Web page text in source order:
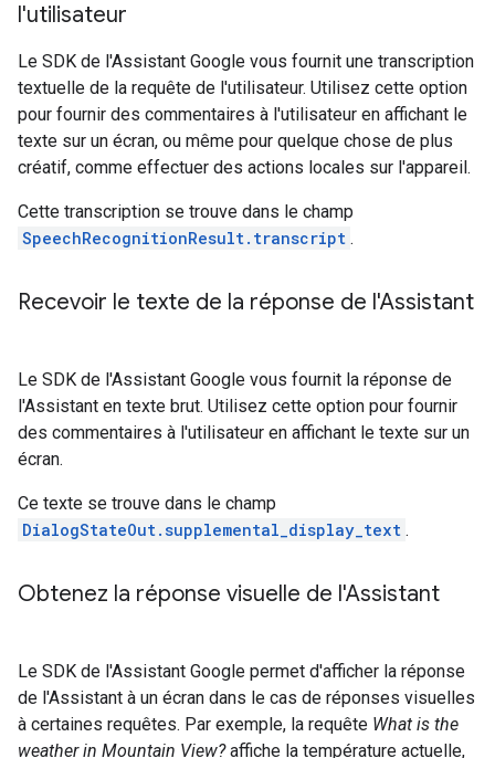
l'utilisateur
Le SDK de l'Assistant Google vous fournit une transcription
textuelle de la requête de l'utilisateur. Utilisez cette option
pour fournir des commentaires à l'utilisateur en affichant le
texte sur un écran, ou même pour quelque chose de plus
créatif, comme effectuer des actions locales sur l'appareil.
Cette transcription se trouve dans le champ
SpeechRecognitionResult.transcript .
Recevoir le texte de la réponse de l'Assistant
Le SDK de l'Assistant Google vous fournit la réponse de
l'Assistant en texte brut. Utilisez cette option pour fournir
des commentaires à l'utilisateur en affichant le texte sur un
écran.
Ce texte se trouve dans le champ
DialogStateOut.supplemental_display_text .
Obtenez la réponse visuelle de l'Assistant
Le SDK de l'Assistant Google permet d'afficher la réponse
de l'Assistant à un écran dans le cas de réponses visuelles
à certaines requêtes. Par exemple, la requête What is the
weather in Mountain View?affiche la température actuelle,